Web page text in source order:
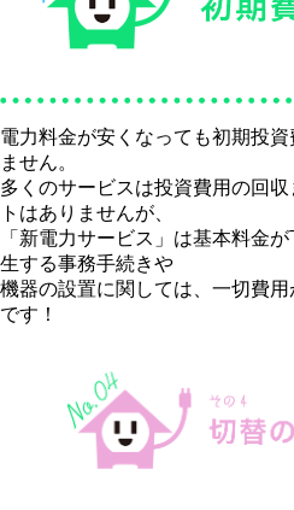
電力料金が安くなっても初期投
ません。
多くのサービスは投資費用の回
トはありませんが、
「新電力サービス」は基本料金
生する事務手続きや
機器の設置に関しては、一切費
です！